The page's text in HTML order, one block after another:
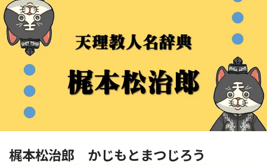
梶本松治郎 かじもとまつじろう